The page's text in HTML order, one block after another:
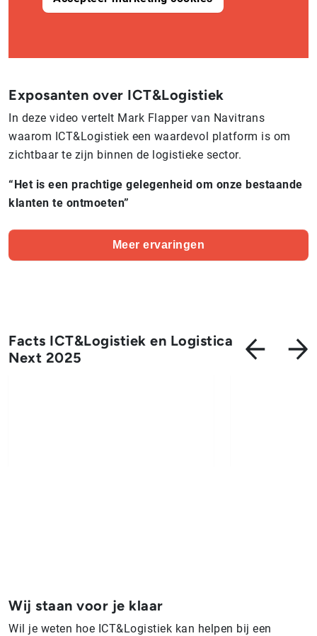
Exposanten over ICT&Logistiek
In deze video vertelt Mark Flapper van Navitrans
waarom ICT&Logistiek een waardevol platform is om
zichtbaar te zijn binnen de logistieke sector.
“Het is een prachtige gelegenheid om onze bestaande
klanten te ontmoeten”
Meer ervaringen
Facts ICT&Logistiek en Logistica
Next 2025
Wij staan voor je klaar
Wil je weten hoe ICT&Logistiek kan helpen bij een